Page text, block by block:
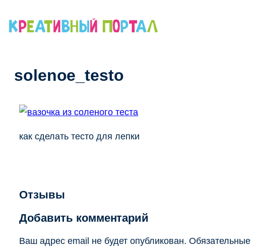
solenoe_testo
как сделать тесто для лепки
Отзывы
Добавить комментарий
Ваш адрес email не будет опубликован.